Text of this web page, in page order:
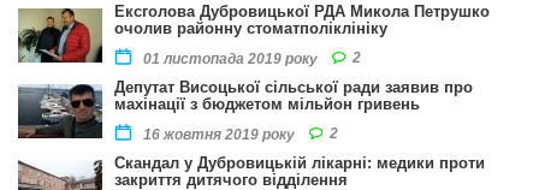
Ексголова Дубровицької РДА Микола Петрушко
очолив районну стоматполіклініку
01 листопада 2019 року 2
Депутат Висоцької сільської ради заявив про
махінації з бюджетом мільйон гривень
16 жовтня 2019 року 2
Скандал у Дубровицькій лікарні: медики проти
закриття дитячого відділення